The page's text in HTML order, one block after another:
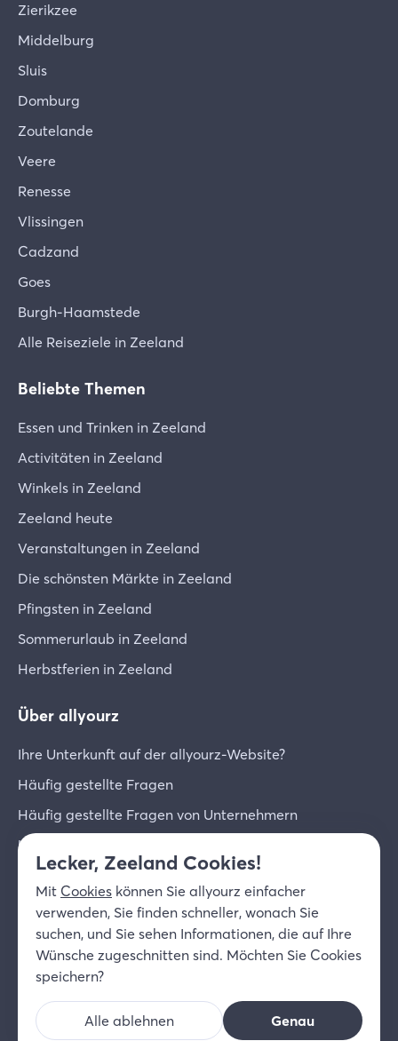
Zierikzee
Middelburg
Sluis
Domburg
Zoutelande
Veere
Renesse
Vlissingen
Cadzand
Goes
Burgh-Haamstede
Alle Reiseziele in Zeeland
Beliebte Themen
Essen und Trinken in Zeeland
Activitäten in Zeeland
Winkels in Zeeland
Zeeland heute
Veranstaltungen in Zeeland
Die schönsten Märkte in Zeeland
Pfingsten in Zeeland
Sommerurlaub in Zeeland
Herbstferien in Zeeland
Über allyourz
Ihre Unterkunft auf der allyourz-Website?
Häufig gestellte Fragen
Häufig gestellte Fragen von Unternehmern
Unternehmer-Login
Über uns
© 2026 allyourz b.v.
Nutzungsbedingungen
Datenschutzrichtlinie
DE
Lecker, Zeeland Cookies!
Mit Cookies können Sie allyourz einfacher
verwenden, Sie finden schneller, wonach Sie
suchen, und Sie sehen Informationen, die auf Ihre
Wünsche zugeschnitten sind. Möchten Sie Cookies
speichern?
Alle ablehnen Genau